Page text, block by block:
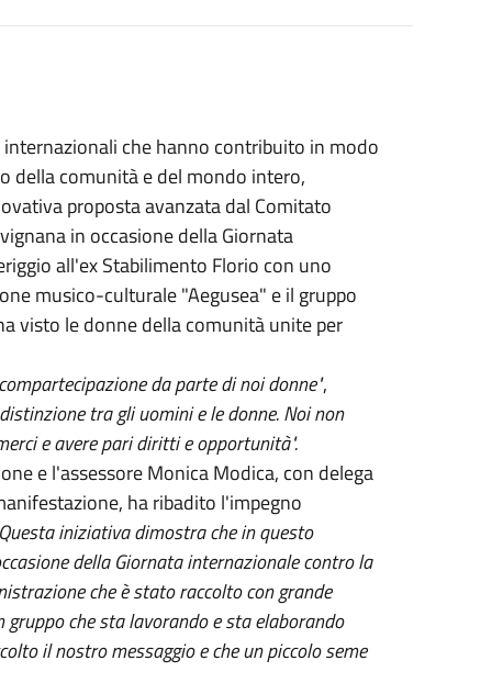
che hanno contribuito in modo
della comunità e del mondo intero,
proposta avanzata dal Comitato
in occasione della Giornata
all'ex Stabilimento Florio con uno
musico-culturale "Aegusea" e il gruppo
visto le donne della comunità unite per
da parte di noi donne",
tra gli uomini e le donne. Noi non
e avere pari diritti e opportunità".
e l'assessore Monica Modica, con delega
ha ribadito l'impegno
iniziativa dimostra che in questo
della Giornata internazionale contro la
che è stato raccolto con grande
che sta lavorando e sta elaborando
il nostro messaggio e che un piccolo seme